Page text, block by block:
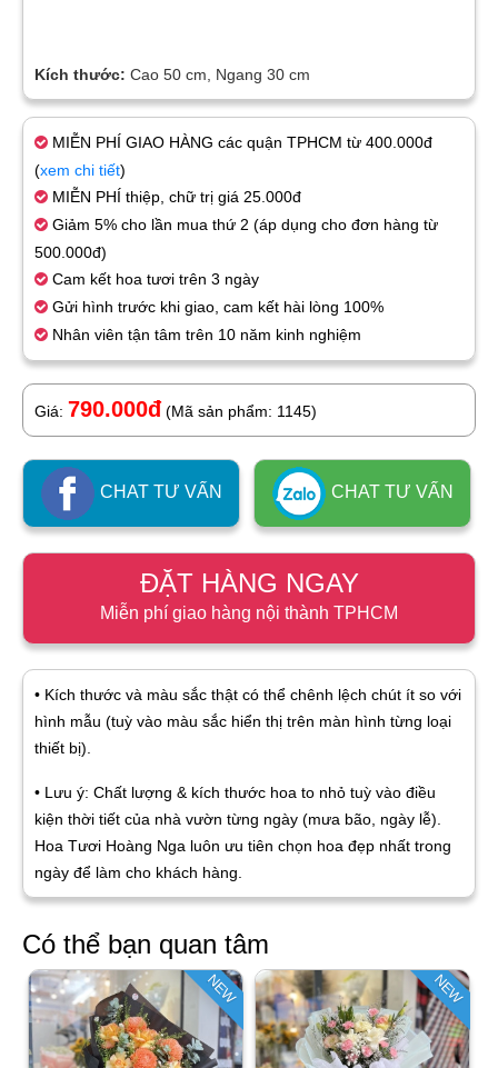
Kích thước: Cao 50 cm, Ngang 30 cm
MIỄN PHÍ GIAO HÀNG các quận TPHCM từ 400.000đ
(xem chi tiết)
MIỄN PHÍ thiệp, chữ trị giá 25.000đ
Giảm 5% cho lần mua thứ 2 (áp dụng cho đơn hàng từ
500.000đ)
Cam kết hoa tươi trên 3 ngày
Gửi hình trước khi giao, cam kết hài lòng 100%
Nhân viên tận tâm trên 10 năm kinh nghiệm
Giá: 790.000đ (Mã sản phẩm: 1145)
CHAT TƯ VẤN CHAT TƯ VẤN
ĐẶT HÀNG NGAY
Miễn phí giao hàng nội thành TPHCM
• Kích thước và màu sắc thật có thể chênh lệch chút ít so với
hình mẫu (tuỳ vào màu sắc hiển thị trên màn hình từng loại
thiết bị).
• Lưu ý: Chất lượng & kích thước hoa to nhỏ tuỳ vào điều
kiện thời tiết của nhà vườn từng ngày (mưa bão, ngày lễ).
Hoa Tươi Hoàng Nga luôn ưu tiên chọn hoa đẹp nhất trong
ngày để làm cho khách hàng.
Có thể bạn quan tâm
NEW NEW